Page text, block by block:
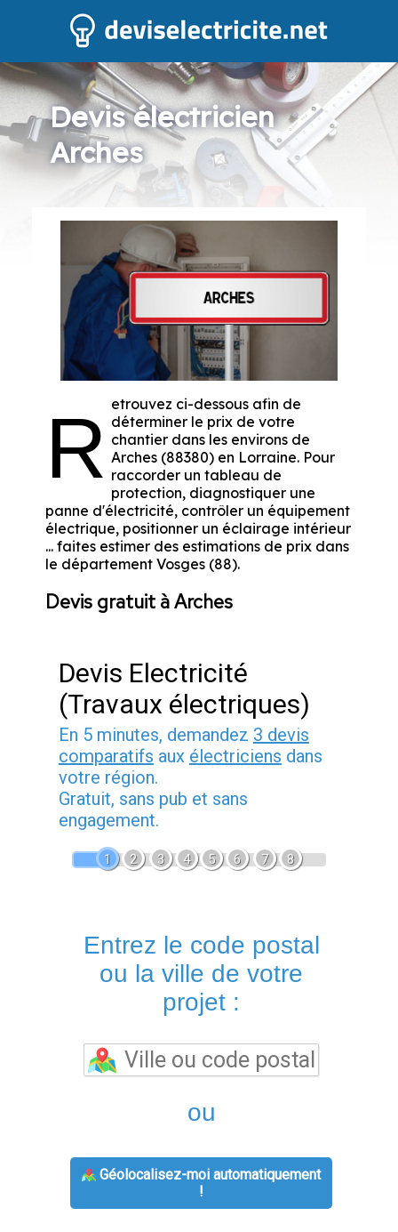
Devis électricien
Arches
R etrouvez ci-dessous afin de
déterminer le prix de votre
chantier dans les environs de
Arches (88380) en Lorraine. Pour
raccorder un tableau de
protection, diagnostiquer une
panne d'électricité, contrôler un équipement
électrique, positionner un éclairage intérieur
... faites estimer des estimations de prix dans
le département Vosges (88).
Devis gratuit à Arches
Devis Electricité
(Travaux électriques)
En 5 minutes, demandez 3 devis
comparatifs aux électriciens dans
votre région.
Gratuit, sans pub et sans
engagement.
1 2 3 4 5 6 7 8
Entrez le code postal
ou la ville de votre
projet :
ou
Géolocalisez-moi automatiquement
!